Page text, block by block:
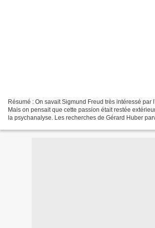
Résumé : On savait Sigmund Freud très intéressé par
Mais on pensait que cette passion était restée
la psychanalyse. Les recherches de Gérard Huber